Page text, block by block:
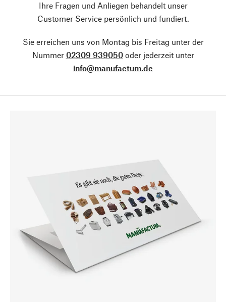
Ihre Fragen und Anliegen behandelt unser
Customer Service persönlich und fundiert.
Sie erreichen uns von Montag bis Freitag unter der
Nummer 02309 939050oder jederzeit unter
info@manufactum.de